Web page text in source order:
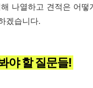
나열하고 견적은 어
겠습니다.
야 할 질문들!